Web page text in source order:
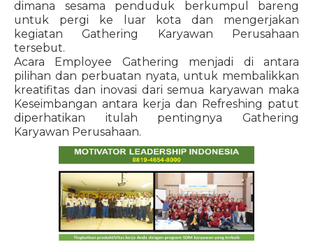
dimana sesama penduduk berkumpul bareng
untuk pergi ke luar kota dan mengerjakan
kegiatan Gathering Karyawan Perusahaan
tersebut.
Acara Employee Gathering menjadi di antara
pilihan dan perbuatan nyata, untuk membalikkan
kreatifitas dan inovasi dari semua karyawan maka
Keseimbangan antara kerja dan Refreshing patut
diperhatikan itulah pentingnya Gathering
Karyawan Perusahaan.